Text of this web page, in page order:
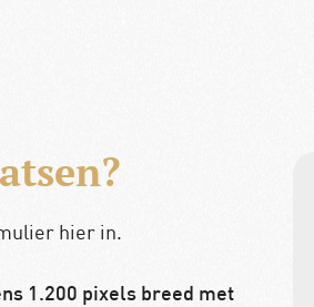
hier in.
1.200 pixels breed met